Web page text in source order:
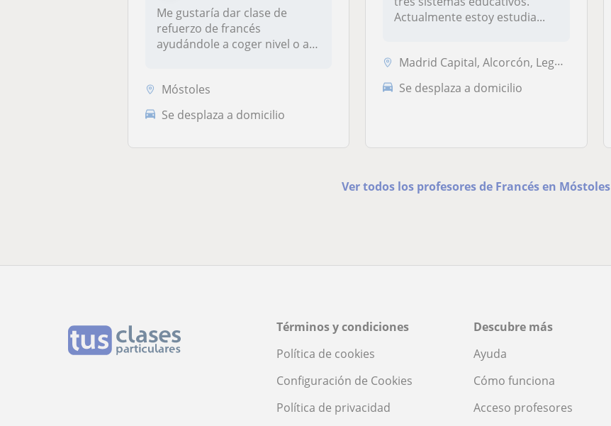
Me gustaría dar clase de
refuerzo de francés
ayudándole a coger nivel o a
Móstoles
Se desplaza a domicilio
Actualmente estoy estudia...
Madrid Capital, Alcorcón, Leganés, Móstoles, Pozuelo de Alarcón
Se desplaza a domicilio
Ver todos los profesores de Francés en Móstoles
Términos y condiciones
Política de cookies
Configuración de Cookies
Política de privacidad
Descubre más
Ayuda
Cómo funciona
Acceso profesores